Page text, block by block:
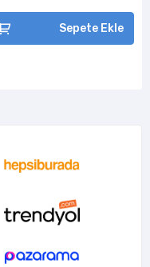
Sepete Ekle